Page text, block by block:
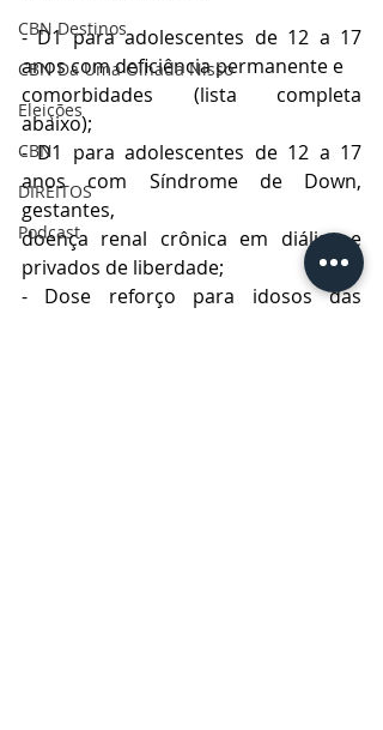
CBN Destinos
CBN Dá Uma Olhada Nisso
Eleições
CBN
DIREITOS
Podcast
- D1 para adolescentes de 12 a 17
anos com deficiência permanente e
comorbidades (lista completa
abaixo);
- D1 para adolescentes de 12 a 17
anos com Síndrome de Down,
gestantes,
doença renal crônica em diálise e
privados de liberdade;
- Dose reforço para idosos das